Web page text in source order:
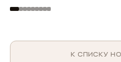
К СПИСКУ